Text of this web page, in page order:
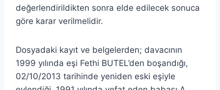
değerlendirildikten sonra elde edilecek sonuca
göre karar verilmelidir.
Dosyadaki kayıt ve belgelerden; davacının
1999 yılında eşi Fethi BUTEL’den boşandığı,
02/10/2013 tarihinde yeniden eski eşiyle